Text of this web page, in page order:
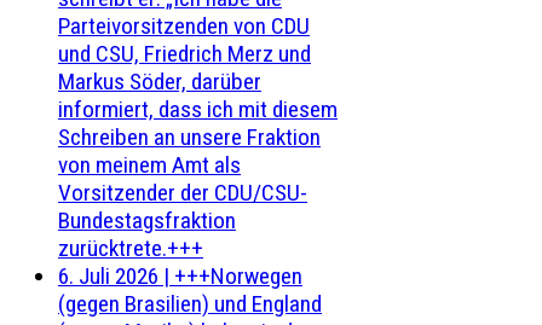
Parteivorsitzenden von CDU
und CSU, Friedrich Merz und
Markus Söder, darüber
informiert, dass ich mit diesem
Schreiben an unsere Fraktion
von meinem Amt als
Vorsitzender der CDU/CSU-
Bundestagsfraktion
zurücktrete.+++
6. Juli 2026 | +++Norwegen
(gegen Brasilien) und England